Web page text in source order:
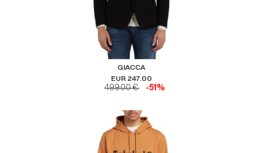
GIACCA
EUR 247.00
499.00 € -51%